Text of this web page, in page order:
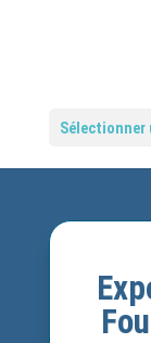
Sélectionner